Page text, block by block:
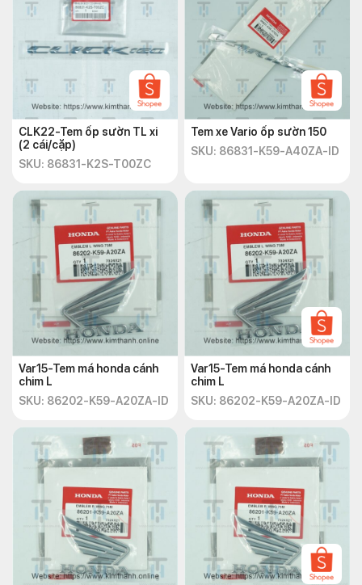
CLK22-Tem ốp sườn TL xi
(2 cái/cặp)
SKU: 86831-K2S-T00ZC
Tem xe Vario ốp sườn 150
SKU: 86831-K59-A40ZA-ID
Var15-Tem má honda cánh
chim L
SKU: 86202-K59-A20ZA-ID
Var15-Tem má honda cánh
chim L
SKU: 86202-K59-A20ZA-ID